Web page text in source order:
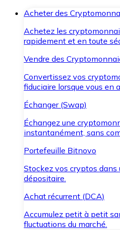
Acheter des
Achetez les
rapidement et en toute
Vendre des
Convertissez vos
fiduciaire lorsque vous en
Échanger (Swap)
Échangez une
instantanément, sans
Portefeuille Bitnovo
Stockez vos cryptos
dépositaire.
Achat récurrent (DCA)
Accumulez petit à petit
fluctuations du marché.